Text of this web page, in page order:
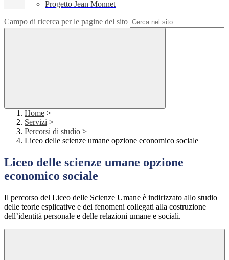
Progetto Jean Monnet
Campo di ricerca per le pagine del sito
Home >
Servizi >
Percorsi di studio >
Liceo delle scienze umane opzione economico sociale
Liceo delle scienze umane opzione
economico sociale
Il percorso del Liceo delle Scienze Umane è indirizzato allo studio
delle teorie esplicative e dei fenomeni collegati alla costruzione
dell’identità personale e delle relazioni umane e sociali.